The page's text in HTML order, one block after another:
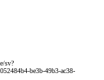
sv?
be3b-49b3-ac38-